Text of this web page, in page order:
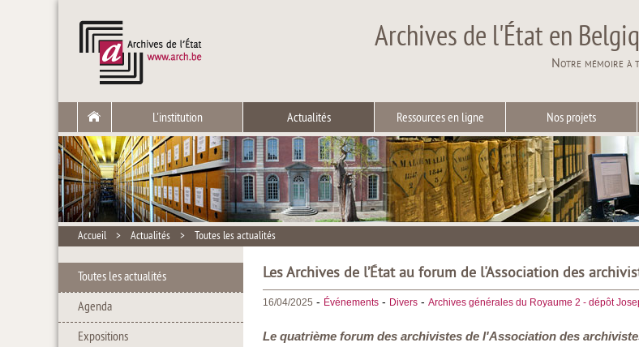
Archives de l'État en
Notre mémoire à
L'institution Actualités Ressources en ligne Nos projets
Accueil > Actualités > Toutes les actualités
Toutes les actualités
Agenda
Expositions
Les Archives de l’État au forum de l'Association des
16/04/2025 - Événements - Divers - Archives générales du Royaume 2 - dépôt
Le quatrième forum des archivistes de l'Association des